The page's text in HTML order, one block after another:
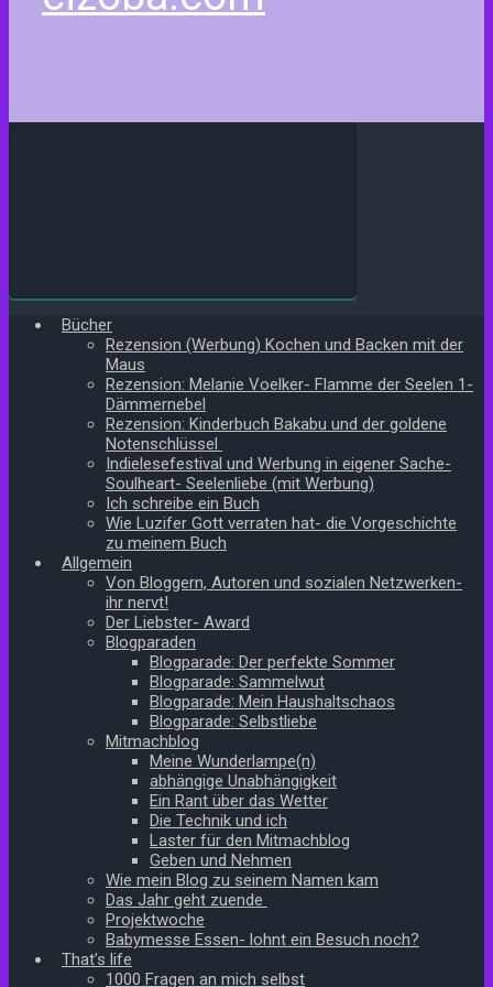
Bücher
Rezension (Werbung) Kochen und Backen mit der
Maus
Rezension: Melanie Voelker- Flamme der Seelen 1-
Dämmernebel
Rezension: Kinderbuch Bakabu und der goldene
Notenschlüssel
Indielesefestival und Werbung in eigener Sache-
Soulheart- Seelenliebe (mit Werbung)
Ich schreibe ein Buch
Wie Luzifer Gott verraten hat- die Vorgeschichte
zu meinem Buch
Allgemein
Von Bloggern, Autoren und sozialen Netzwerken-
ihr nervt!
Der Liebster- Award
Blogparaden
Blogparade: Der perfekte Sommer
Blogparade: Sammelwut
Blogparade: Mein Haushaltschaos
Blogparade: Selbstliebe
Mitmachblog
Meine Wunderlampe(n)
abhängige Unabhängigkeit
Ein Rant über das Wetter
Die Technik und ich
Laster für den Mitmachblog
Geben und Nehmen
Wie mein Blog zu seinem Namen kam
Das Jahr geht zuende
Projektwoche
Babymesse Essen- lohnt ein Besuch noch?
That’s life
1000 Fragen an mich selbst